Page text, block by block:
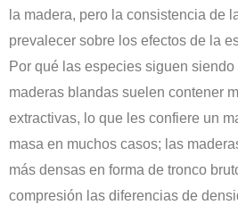
la madera, pero la consistencia de
prevalecer sobre los efectos de la
Por qué las especies siguen
maderas blandas suelen contener
extractivas, lo que les confiere un
masa en muchos casos; las
más densas en forma de tronco
compresión las diferencias de